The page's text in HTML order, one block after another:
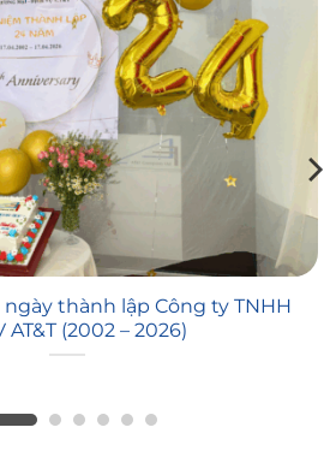
thành lập Công ty TNHH
AT&T (2002 – 2026)